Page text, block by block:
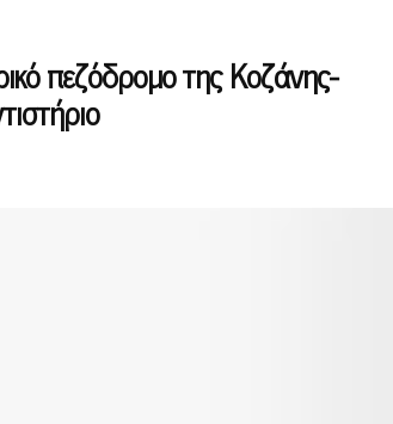
πεζόδρομο της Κοζάνης-